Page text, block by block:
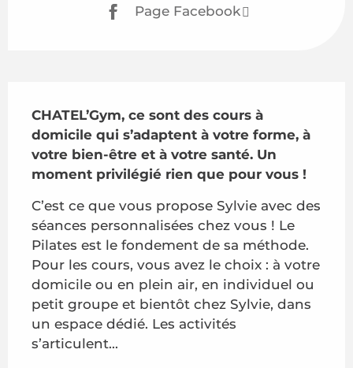
Page Facebook
CHATEL’Gym, ce sont des cours à
domicile qui s’adaptent à votre forme, à
votre bien-être et à votre santé. Un
moment privilégié rien que pour vous !
C’est ce que vous propose Sylvie avec des
séances personnalisées chez vous ! Le
Pilates est le fondement de sa méthode.
Pour les cours, vous avez le choix : à votre
domicile ou en plein air, en individuel ou
petit groupe et bientôt chez Sylvie, dans
un espace dédié. Les activités
s’articulent...